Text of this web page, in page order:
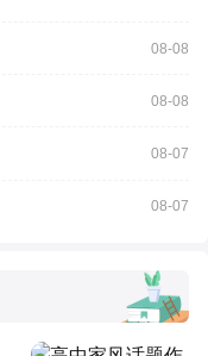
08-08
08-08
08-07
08-07